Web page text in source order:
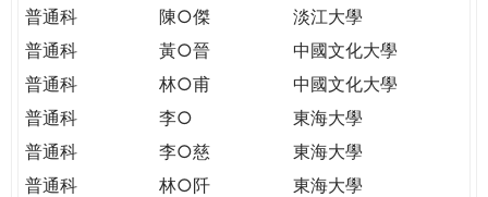
普通科
陳○傑
淡江大學
普通科
黃○晉
中國文化大學
普通科
林○甫
中國文化大學
普通科
李○
東海大學
普通科
李○慈
東海大學
普通科
林○阡
東海大學